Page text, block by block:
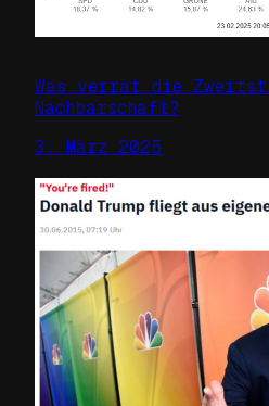
Was verrät die
Nachbarschaft?
3. März 2025